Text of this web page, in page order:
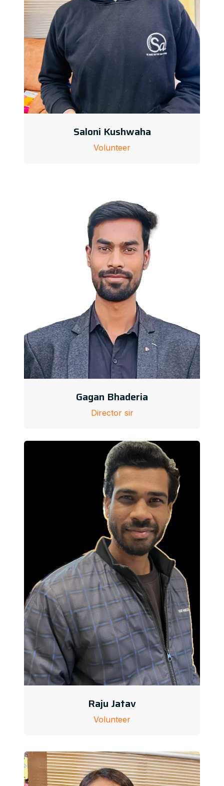
Saloni Kushwaha
Volunteer
Gagan Bhaderia
Director sir
Raju Jatav
Volunteer